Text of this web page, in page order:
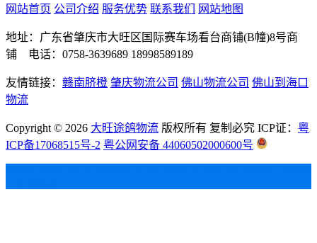
网站首页 公司介绍 服务优势 联系我们 网站地图
地址：广东省肇庆市大旺区国际赛车场看台商铺(B幢)8号商
铺 电话：0758-3639689 18998589189
友情链接： 赣南脐橙 肇庆物流公司 佛山物流公司 佛山到海口
物流
Copyright © 2026 大旺途鸽物流 版权所有 复制必究 ICP证： 粤
ICP备17068515号-2 粤公网安备 44060502000600号